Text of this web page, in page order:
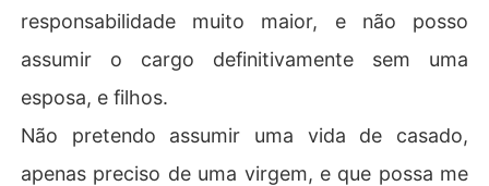
     Venha descobrir comigo, o que o destino reservou pa
ra cada personagem, pois certamente irá se surpreend
responsabilidade muito maior, e não posso
assumir o cargo definitivamente sem uma
esposa, e filhos.
Não pretendo assumir uma vida de casado,
apenas preciso de uma virgem, e que possa me